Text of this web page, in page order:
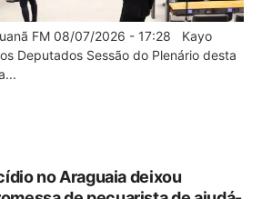
FM 08/07/2026 - 17:28 Kayo
Deputados Sessão do Plenário desta
no Araguaia deixou